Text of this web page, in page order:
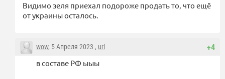
Видимо зеля приехал подороже продать то, что ещё
от украины осталось.
+4
wow, 5 Апреля 2023 , url
в составе РФ ыыы